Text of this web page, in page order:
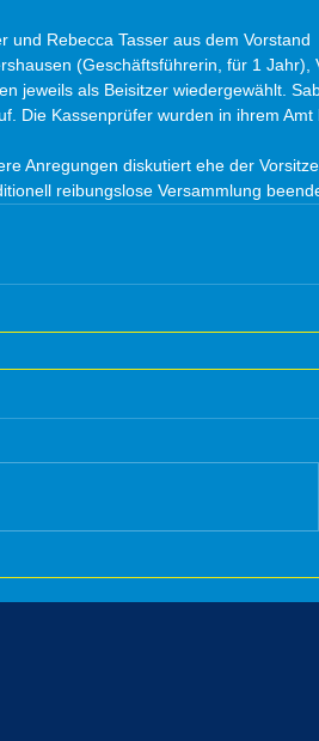
und Rebecca Tasser aus dem Vorstand
(Geschäftsführerin, für 1 Jahr),
jeweils als Beisitzer wiedergewählt.
Die Kassenprüfer wurden in ihrem Amt
Anregungen diskutiert ehe der
reibungslose Versammlung